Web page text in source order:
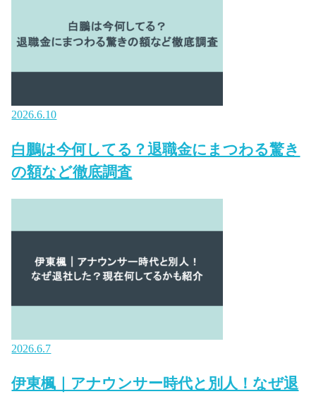
2026.6.10
白鵬は今何してる？退職金にまつわる驚き
の額など徹底調査
2026.6.7
伊東楓｜アナウンサー時代と別人！なぜ退